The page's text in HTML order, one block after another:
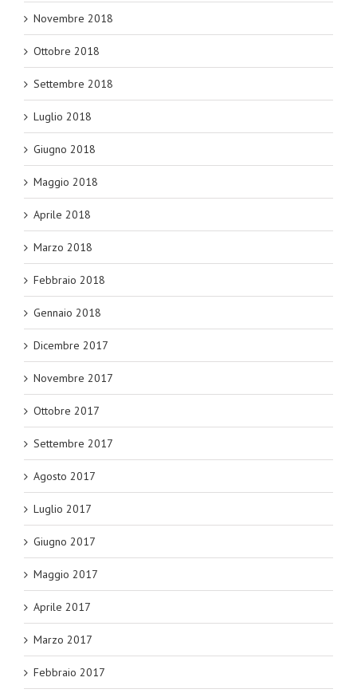
Novembre 2018
Ottobre 2018
Settembre 2018
Luglio 2018
Giugno 2018
Maggio 2018
Aprile 2018
Marzo 2018
Febbraio 2018
Gennaio 2018
Dicembre 2017
Novembre 2017
Ottobre 2017
Settembre 2017
Agosto 2017
Luglio 2017
Giugno 2017
Maggio 2017
Aprile 2017
Marzo 2017
Febbraio 2017